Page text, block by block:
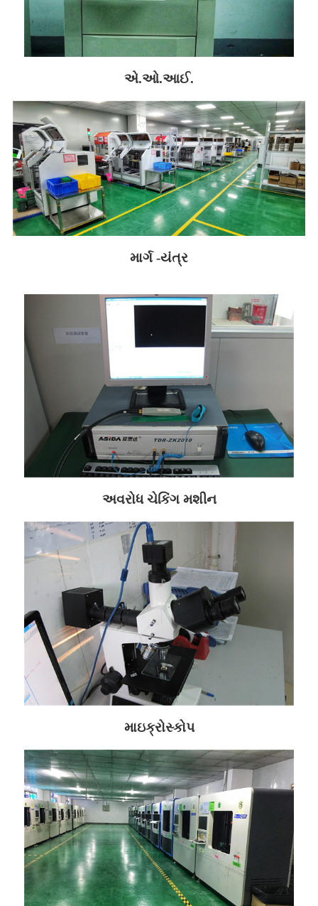
એ.ઓ.આઈ.
માર્ગ -યંત્ર
અવરોધ ચેકિંગ મશીન
માઇક્રોસ્કોપ